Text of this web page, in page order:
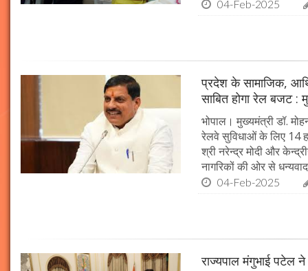
04-Feb-2025
प्रदेश के सामाजिक,
साबित होगा रेल बजट :
भोपाल। मुख्यमंत्री डॉ.
रेलवे सुविधाओं के लिए 14
श्री नरेन्द्र मोदी और
नागरिकों की ओर से
04-Feb-2025
राज्यपाल मंगुभाई पटेल ने